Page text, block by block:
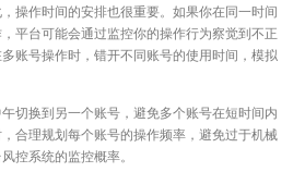
操作时间的安排也很重要。如果你在同一时间
平台可能会通过监控你的操作行为察觉到不正
账号操作时，错开不同账号的使用时间，模拟
切换到另一个账号，避免多个账号在短时间内
合理规划每个账号的操作频率，避免过于机械
控系统的监控概率。